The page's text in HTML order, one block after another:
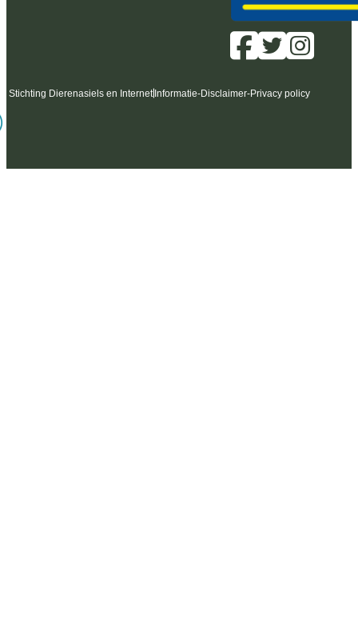
Stichting Dierenasiels en Internet Informatie-Disclaimer-Privacy policy